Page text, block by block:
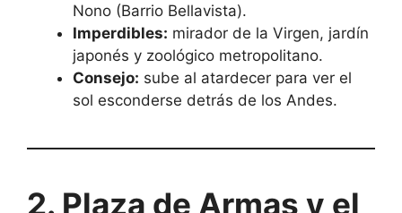
Nono (Barrio Bellavista).
Imperdibles: mirador de la Virgen, jardín
japonés y zoológico metropolitano.
Consejo: sube al atardecer para ver el
sol esconderse detrás de los Andes.
2. Plaza de Armas y el